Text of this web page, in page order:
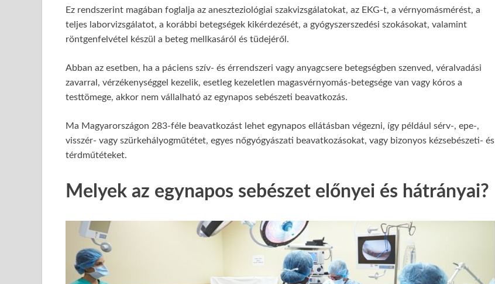
Ez rendszerint magában foglalja az aneszteziológiai szakvizsgálatokat, az EKG-t, a vérnyomásmérést, a
teljes laborvizsgálatot, a korábbi betegségek kikérdezését, a gyógyszerszedési szokásokat, valamint
röntgenfelvétel készül a beteg mellkasáról és tüdejéről.
Abban az esetben, ha a páciens szív- és érrendszeri vagy anyagcsere betegségben szenved, véralvadási
zavarral, vérzékenységgel kezelik, esetleg kezeletlen magasvérnyomás-betegsége van vagy kóros a
testtömege, akkor nem vállalható az egynapos sebészeti beavatkozás.
Ma Magyarországon 283-féle beavatkozást lehet egynapos ellátásban végezni, így például sérv-, epe-,
visszér- vagy szürkehályogműtétet, egyes nőgyógyászati beavatkozásokat, vagy bizonyos kézsebészeti- és
térdműtéteket.
Melyek az egynapos sebészet előnyei és hátrányai?